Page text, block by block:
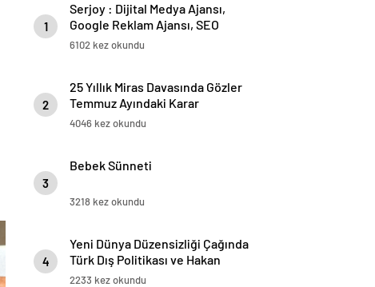
1
Serjoy : Dijital Medya Ajansı,
Google Reklam Ajansı, SEO
Ajansı ve Web Tasarım Ajansı
6102 kez okundu
2
25 Yıllık Miras Davasında Gözler
Temmuz Ayındaki Karar
Duruşmasına Çevrildi
4046 kez okundu
3
Bebek Sünneti
3218 kez okundu
4
Yeni Dünya Düzensizliği Çağında
Türk Dış Politikası ve Hakan
Fidan Faktörü
2233 kez okundu